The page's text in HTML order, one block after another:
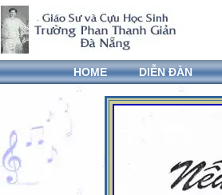
HOME DIỄN ĐÀN